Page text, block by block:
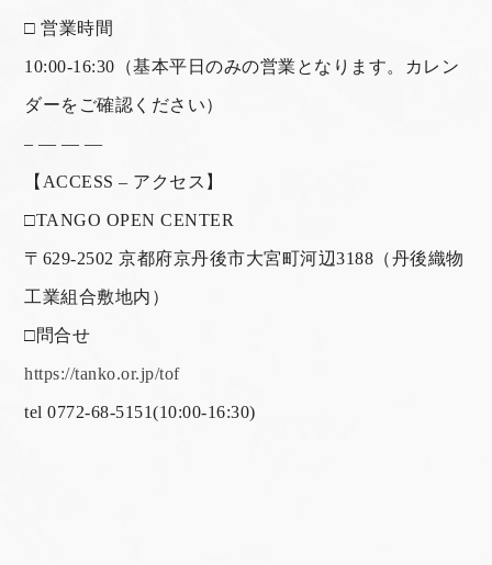
□ 営業時間
10:00-16:30（基本平日のみの営業となります。カレン
ダーをご確認ください）
– — — —
【ACCESS – アクセス】
□TANGO OPEN CENTER
〒629-2502 京都府京丹後市大宮町河辺3188（丹後織物
工業組合敷地内）
□問合せ
https://tanko.or.jp/tof
tel 0772-68-5151(10:00-16:30)